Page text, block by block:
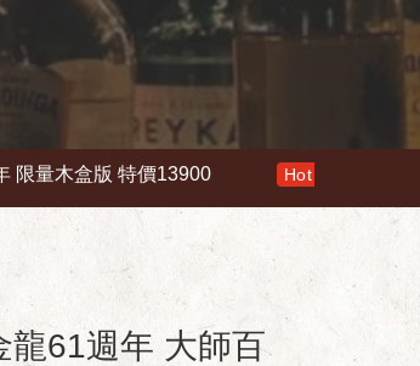
13900 Hot 響 30年 特價 178000
龍61週年 大師百